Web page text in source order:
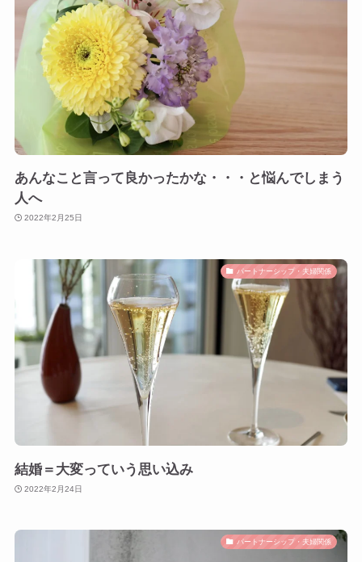
あんなこと言って良かったかな・・・と悩んでしまう
人へ
2022年2月25日
パートナーシップ・夫婦関係
結婚＝大変っていう思い込み
2022年2月24日
パートナーシップ・夫婦関係